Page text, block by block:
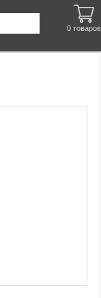
0 товаров